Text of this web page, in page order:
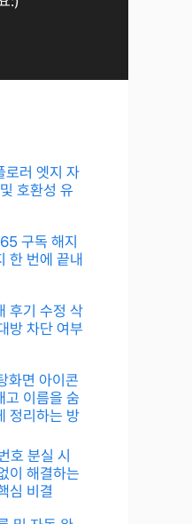
로러 엣지 자
호환성 유
구독 해지
한 번에 끝내
후기 수정 삭
방 차단 여부
화면 아이콘
고 이름을 숨
정리하는 방
호 분실 시
이 해결하는
심 비결